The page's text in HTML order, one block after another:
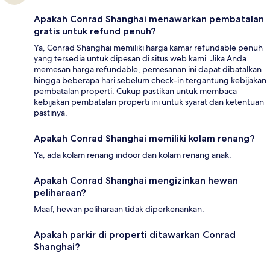
Apakah Conrad Shanghai menawarkan pembatalan
gratis untuk refund penuh?
Ya, Conrad Shanghai memiliki harga kamar refundable penuh
yang tersedia untuk dipesan di situs web kami. Jika Anda
memesan harga refundable, pemesanan ini dapat dibatalkan
hingga beberapa hari sebelum check-in tergantung kebijakan
pembatalan properti. Cukup pastikan untuk membaca
kebijakan pembatalan properti ini untuk syarat dan ketentuan
pastinya.
Apakah Conrad Shanghai memiliki kolam renang?
Ya, ada kolam renang indoor dan kolam renang anak.
Apakah Conrad Shanghai mengizinkan hewan
peliharaan?
Maaf, hewan peliharaan tidak diperkenankan.
Apakah parkir di properti ditawarkan Conrad
Shanghai?